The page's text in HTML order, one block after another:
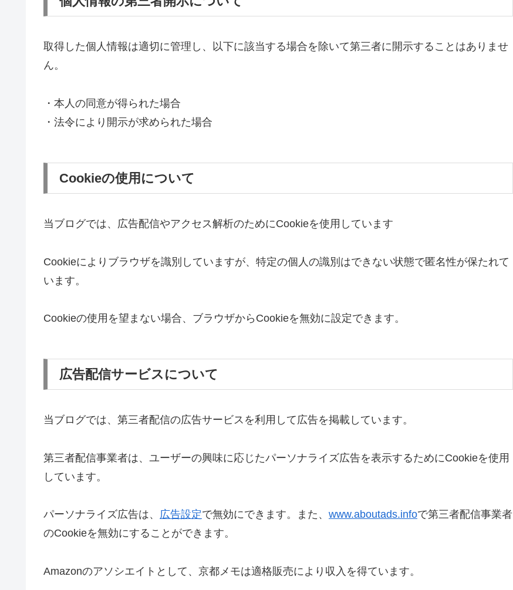
取得した個人情報は適切に管理し、以下に該当する場合を除いて第三者に開示することはありませ
ん。
・本人の同意が得られた場合
・法令により開示が求められた場合
Cookieの使用について
当ブログでは、広告配信やアクセス解析のためにCookieを使用しています
Cookieによりブラウザを識別していますが、特定の個人の識別はできない状態で匿名性が保たれて
います。
Cookieの使用を望まない場合、ブラウザからCookieを無効に設定できます。
広告配信サービスについて
当ブログでは、第三者配信の広告サービスを利用して広告を掲載しています。
第三者配信事業者は、ユーザーの興味に応じたパーソナライズ広告を表示するためにCookieを使用
しています。
パーソナライズ広告は、 広告設定で無効にできます。また、 www.aboutads.infoで第三者配信事業者
のCookieを無効にすることができます。
Amazonのアソシエイトとして、京都メモは適格販売により収入を得ています。